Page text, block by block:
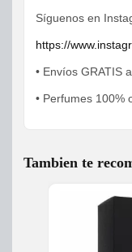
Síguenos en
https://
• Envíos GRATIS
• Perfumes 100%
Tambien te